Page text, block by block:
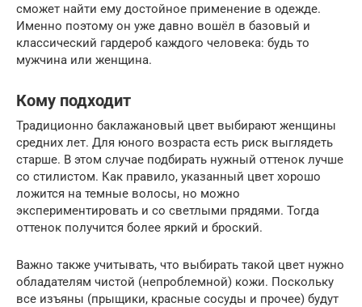
сможет найти ему достойное применение в одежде.
Именно поэтому он уже давно вошёл в базовый и
классический гардероб каждого человека: будь то
мужчина или женщина.
Кому подходит
Традиционно баклажановый цвет выбирают женщины
средних лет. Для юного возраста есть риск выглядеть
старше. В этом случае подбирать нужный оттенок лучше
со стилистом. Как правило, указанный цвет хорошо
ложится на темные волосы, но можно
экспериментировать и со светлыми прядями. Тогда
оттенок получится более яркий и броский.
Важно также учитывать, что выбирать такой цвет нужно
обладателям чистой (непроблемной) кожи. Поскольку
все изъяны (прыщики, красные сосуды и прочее) будут